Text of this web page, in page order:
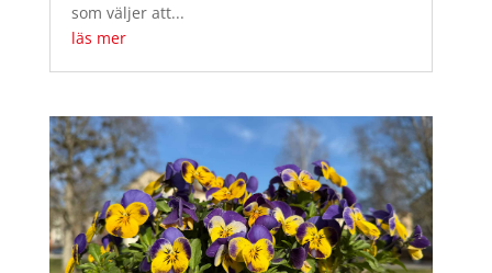
som väljer att...
läs mer